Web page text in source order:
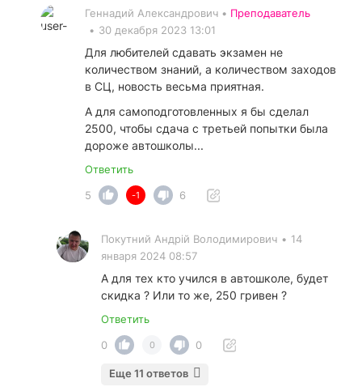
Геннадий Александрович • Преподаватель
• 30 декабря 2023 13:01
Для любителей сдавать экзамен не
количеством знаний, а количеством заходов
в СЦ, новость весьма приятная.
А для самоподготовленных я бы сделал
2500, чтобы сдача с третьей попытки была
дороже автошколы...
Ответить
5
-1 6
Покутний Андрiй Володимирович • 14
января 2024 08:57
А для тех кто учился в автошколе, будет
скидка ? Или то же, 250 гривен ?
Ответить
0
0 0
Еще 11 ответов